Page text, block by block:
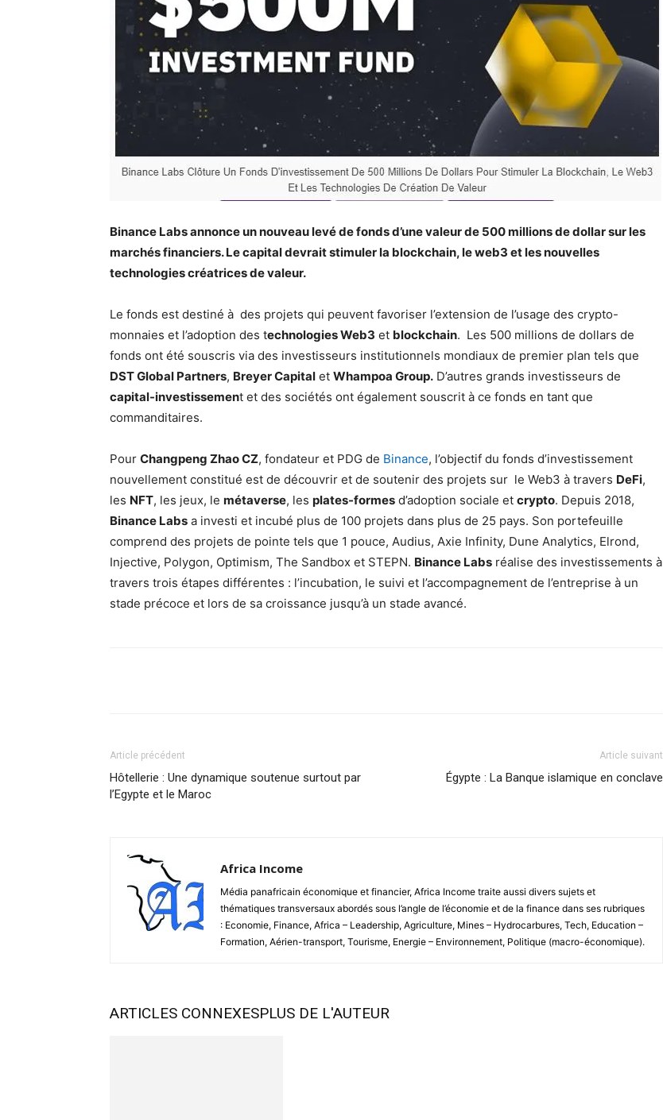
Binance Labs annonce un nouveau levé de fonds d’une valeur de 500 millions de dollar sur les
marchés financiers. Le capital devrait stimuler la blockchain, le web3 et les nouvelles
technologies créatrices de valeur.
Le fonds est destiné à des projets qui peuvent favoriser l’extension de l’usage des crypto-
monnaies et l’adoption des technologies Web3 et blockchain. Les 500 millions de dollars de
fonds ont été souscris via des investisseurs institutionnels mondiaux de premier plan tels que
DST Global Partners, Breyer Capital et Whampoa Group. D’autres grands investisseurs de
capital-investissement et des sociétés ont également souscrit à ce fonds en tant que
commanditaires.
Pour Changpeng Zhao CZ, fondateur et PDG de Binance, l’objectif du fonds d’investissement
nouvellement constitué est de découvrir et de soutenir des projets sur le Web3 à travers DeFi,
les NFT, les jeux, le métaverse, les plates-formes d’adoption sociale et crypto. Depuis 2018,
Binance Labs a investi et incubé plus de 100 projets dans plus de 25 pays. Son portefeuille
comprend des projets de pointe tels que 1 pouce, Audius, Axie Infinity, Dune Analytics, Elrond,
Injective, Polygon, Optimism, The Sandbox et STEPN. Binance Labs réalise des investissements à
travers trois étapes différentes : l’incubation, le suivi et l’accompagnement de l’entreprise à un
stade précoce et lors de sa croissance jusqu’à un stade avancé.
Article précédent
Hôtellerie : Une dynamique soutenue surtout par
l’Egypte et le Maroc
Article suivant
Égypte : La Banque islamique en conclave
Africa Income
Média panafricain économique et financier, Africa Income traite aussi divers sujets et
thématiques transversaux abordés sous l’angle de l’économie et de la finance dans ses rubriques
: Economie, Finance, Africa – Leadership, Agriculture, Mines – Hydrocarbures, Tech, Education –
Formation, Aérien-transport, Tourisme, Energie – Environnement, Politique (macro-économique).
ARTICLES CONNEXESPLUS DE L'AUTEUR